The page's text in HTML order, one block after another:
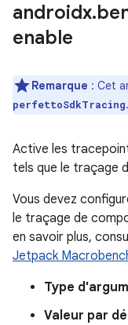
androidx.
enable
Remarque : Cet
perfettoSdkTracing.
Active les
tels que le traçage
Vous devez
le traçage de
en savoir plus,
Jetpack
Type
Valeur par